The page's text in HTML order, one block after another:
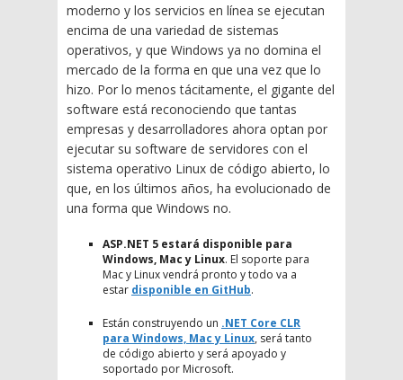
moderno y los servicios en línea se ejecutan
encima de una variedad de sistemas
operativos, y que Windows ya no domina el
mercado de la forma en que una vez que lo
hizo. Por lo menos tácitamente, el gigante del
software está reconociendo que tantas
empresas y desarrolladores ahora optan por
ejecutar su software de servidores con el
sistema operativo Linux de código abierto, lo
que, en los últimos años, ha evolucionado de
una forma que Windows no.
ASP.NET 5 estará disponible para
Windows, Mac y Linux. El soporte para
Mac y Linux vendrá pronto y todo va a
estar disponible en GitHub.
Están construyendo un .NET Core CLR
para Windows, Mac y Linux, será tanto
de código abierto y será apoyado y
soportado por Microsoft.